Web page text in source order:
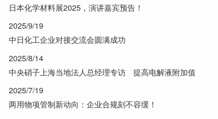
日本化学材料展2025，演讲嘉宾预告！
2025/9/19
中日化工企业对接交流会圆满成功
2025/8/14
中央硝子上海当地法人总经理专访 提高电解液附加值
2025/7/19
两用物项管制新动向：企业合规刻不容缓！